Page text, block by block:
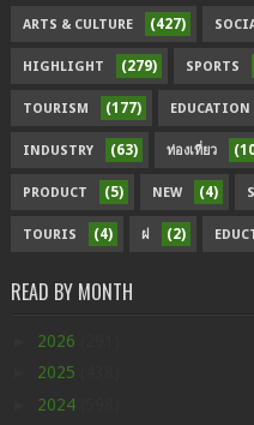
ARTS & CULTURE (427)
HIGHLIGHT (279) SPORTS
TOURISM (177) EDUCATION
INDUSTRY (63) ท่องเที่ยว
PRODUCT (5) NEW (4)
TOURIS (4) ฝ (2)
READ BY MONTH
2026
2025
2024